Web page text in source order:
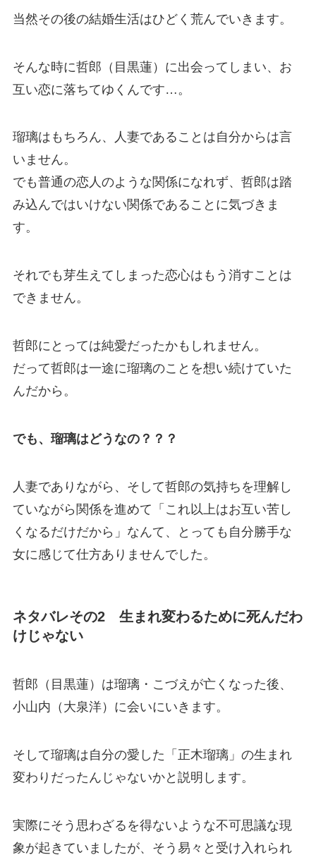
当然その後の結婚生活はひどく荒んでいきます。
そんな時に哲郎（目黒蓮）に出会ってしまい、お
互い恋に落ちてゆくんです…。
瑠璃はもちろん、人妻であることは自分からは言
いません。
でも普通の恋人のような関係になれず、哲郎は踏
み込んではいけない関係であることに気づきま
す。
それでも芽生えてしまった恋心はもう消すことは
できません。
哲郎にとっては純愛だったかもしれません。
だって哲郎は一途に瑠璃のことを想い続けていた
んだから。
でも、瑠璃はどうなの？？？
人妻でありながら、そして哲郎の気持ちを理解し
ていながら関係を進めて「これ以上はお互い苦し
くなるだけだから」なんて、とっても自分勝手な
女に感じて仕方ありませんでした。
ネタバレその2 生まれ変わるために死んだわ
けじゃない
哲郎（目黒蓮）は瑠璃・こづえが亡くなった後、
小山内（大泉洋）に会いにいきます。
そして瑠璃は自分の愛した「正木瑠璃」の生まれ
変わりだったんじゃないかと説明します。
実際にそう思わざるを得ないような不可思議な現
象が起きていましたが、そう易々と受け入れられ